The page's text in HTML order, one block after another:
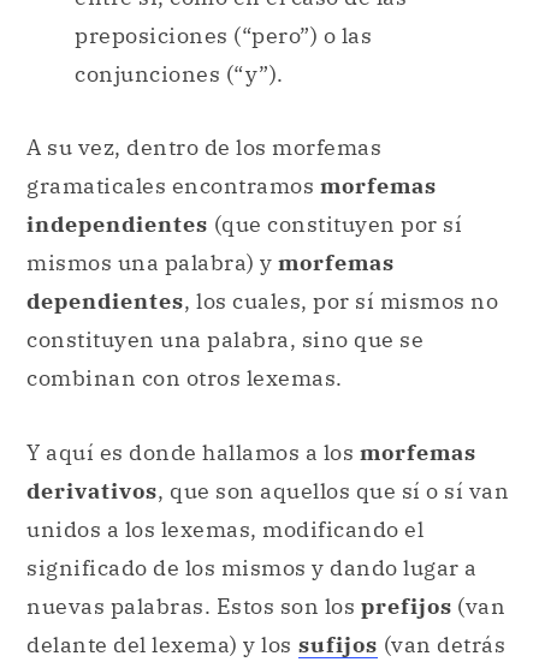
preposiciones (“pero”) o las
conjunciones (“y”).
A su vez, dentro de los morfemas
gramaticales encontramos morfemas
independientes (que constituyen por sí
mismos una palabra) y morfemas
dependientes, los cuales, por sí mismos no
constituyen una palabra, sino que se
combinan con otros lexemas.
Y aquí es donde hallamos a los morfemas
derivativos, que son aquellos que sí o sí van
unidos a los lexemas, modificando el
significado de los mismos y dando lugar a
nuevas palabras. Estos son los prefijos (van
delante del lexema) y los sufijos (van detrás